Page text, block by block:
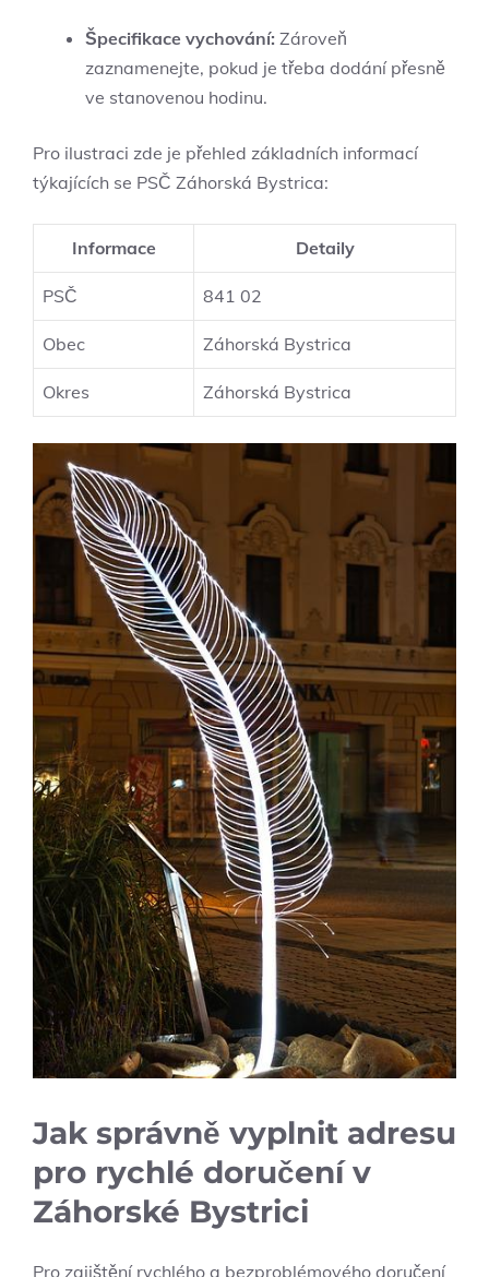
Špecifikace vychování: Zároveň
zaznamenejte, pokud je třeba dodání ⁣přesně‍
ve stanovenou hodinu.
Pro ilustraci zde je přehled základních informací
týkajících se PSČ Záhorská Bystrica:
Informace Detaily
PSČ 841 02
Obec Záhorská Bystrica
Okres Záhorská Bystrica
Jak správně vyplnit adresu
pro​ rychlé doručení v
Záhorské Bystrici
Pro zajištění rychlého a bezproblémového doručení